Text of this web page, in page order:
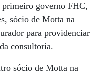
governo FHC,
sócio de Motta na
para providenciar
consultoria.
sócio de Motta na